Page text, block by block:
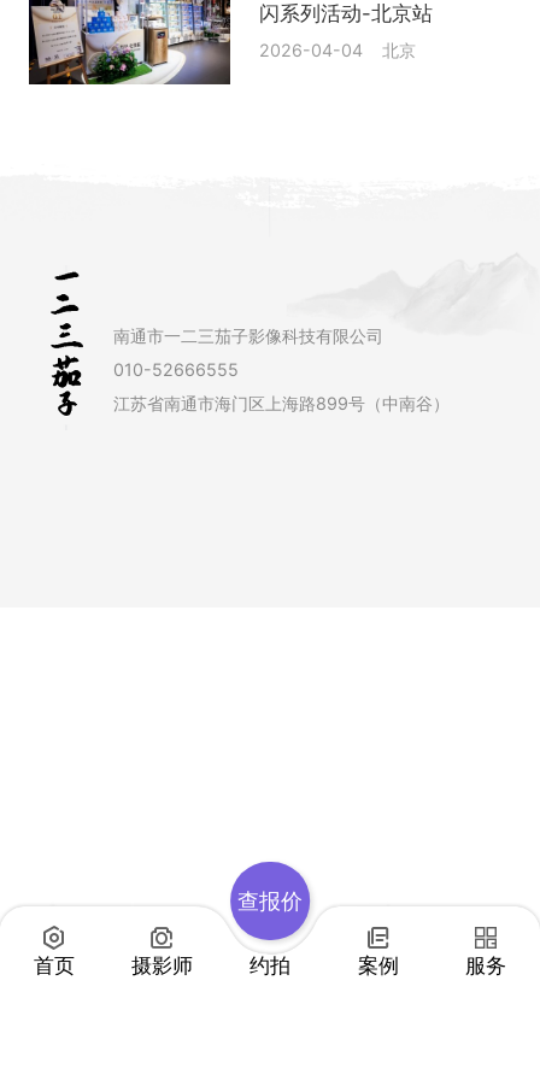
闪系列活动-北京站
2026-04-04 北京
南通市一二三茄子影像科技有限公司
010-52666555
江苏省南通市海门区上海路899号（中南谷）
首页 摄影师
查报价
约拍 案例 服务